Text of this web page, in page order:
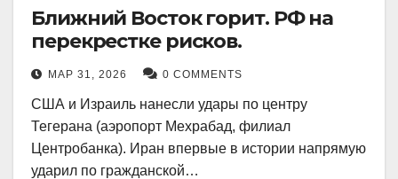
Ближний Восток горит. РФ на
перекрестке рисков.
МАР 31, 2026 0 COMMENTS
США и Израиль нанесли удары по центру
Тегерана (аэропорт Мехрабад, филиал
Центробанка). Иран впервые в истории напрямую
ударил по гражданской…